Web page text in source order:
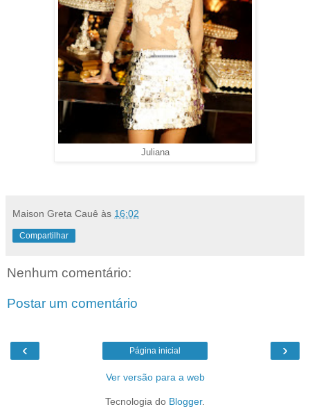
Juliana
Maison Greta Cauê às 16:02
Compartilhar
Nenhum comentário:
Postar um comentário
‹ ›
Página inicial
Ver versão para a web
Tecnologia do Blogger.